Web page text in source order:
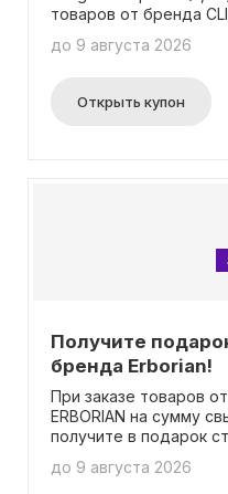
товаров от бренда
до 9 августа 2026
Открыть купон
Получите
бренда Erborian!
При заказе товаров
ERBORIAN на сумму
получите в подарок
Hero объемом 5 мл,
до 9 августа 2026